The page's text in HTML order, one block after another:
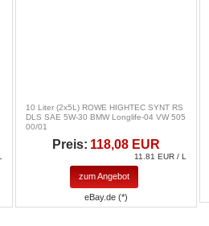
10 Liter (2x5L) ROWE HIGHTEC SYNT RS
DLS SAE 5W-30 BMW Longlife-04 VW 505
00/01
Preis: 118,08 EUR
11.81 EUR / L
zum Angebot
eBay.de (*)